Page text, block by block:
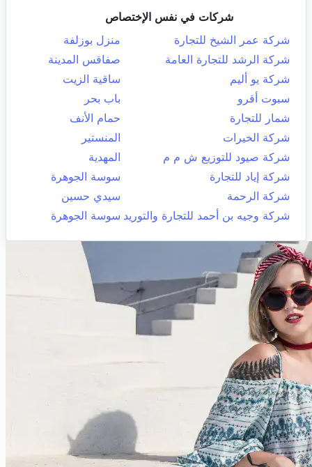
شركات في نفس الإختصاص
شركة عمر الشيخ للتجارة
منزل بوزلفة
شركة الرشد للتجارة العامة
صفاقس المدينة
شركة يو أليم
ساقية الزيت
سبوت أقرو
باب بحر
شمار للتجارة
حمام الأنف
شركة الخيرات
المنستير
شركة صيود للتوزيع ش م م
المهدية
شركة إياد للتجارة
سوسة الجوهرة
شركة الرحمة
سيدي حسين
شركة وجيه بن أحمد للتجارة والتوريد سوسة الجوهرة